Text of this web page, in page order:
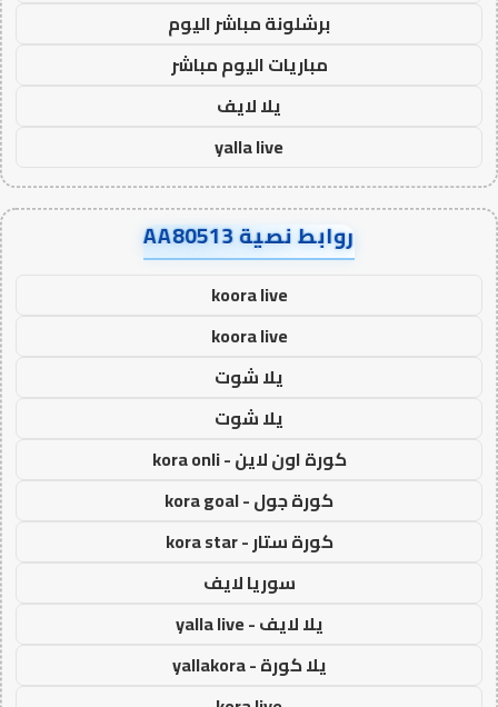
برشلونة مباشر اليوم
مباريات اليوم مباشر
يلا لايف
yalla live
روابط نصية AA80513
koora live
koora live
يلا شوت
يلا شوت
كورة اون لاين - kora onli
كورة جول - kora goal
كورة ستار - kora star
سوريا لايف
يلا لايف - yalla live
يلا كورة - yallakora